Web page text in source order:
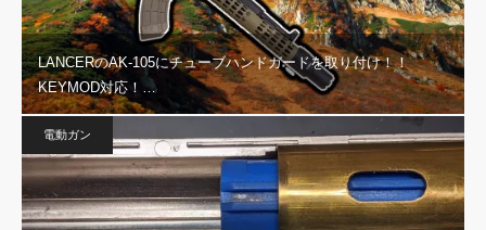
LANCERのAK-105にチューブハンドガードを取り付け！！
KEYMOD対応！…
電動ガン